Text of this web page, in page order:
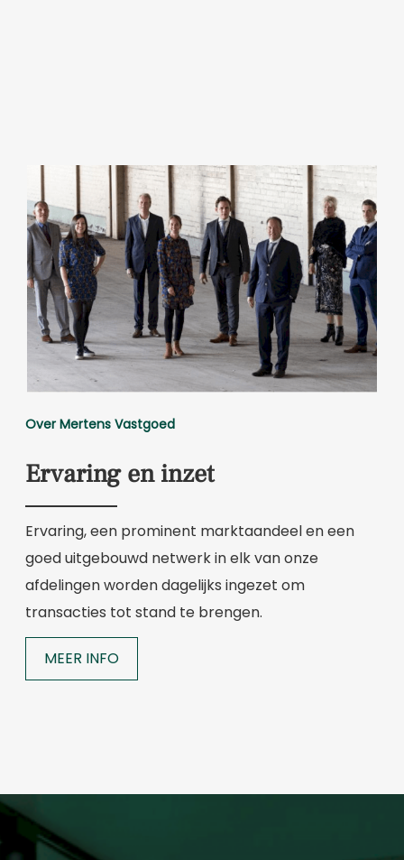
Over Mertens Vastgoed
Ervaring en inzet
Ervaring, een prominent marktaandeel en een
goed uitgebouwd netwerk in elk van onze
afdelingen worden dagelijks ingezet om
transacties tot stand te brengen.
MEER INFO